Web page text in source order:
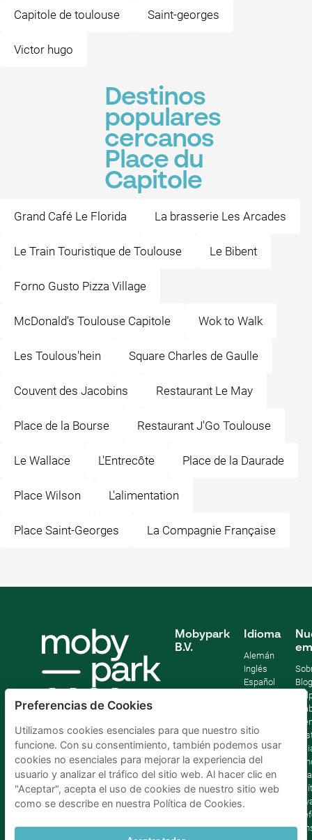
Capitole de toulouse Saint-georges
Victor hugo
Destinos
populares
cercanos
Place du
Capitole
Grand Café Le Florida La brasserie Les Arcades
Le Train Touristique de Toulouse Le Bibent
Forno Gusto Pizza Village
McDonald's Toulouse Capitole Wok to Walk
Les Toulous'hein Square Charles de Gaulle
Couvent des Jacobins Restaurant Le May
Place de la Bourse Restaurant J'Go Toulouse
Le Wallace L'Entrecôte Place de la Daurade
Place Wilson L'alimentation
Place Saint-Georges La Compagnie Française
Mobypark
B.V.
Idioma
Alemán
Inglés
Español
Blog
Preferencias de Cookies
Utilizamos cookies esenciales para que nuestro sitio
funcione. Con su consentimiento, también podemos usar
cookies no esenciales para mejorar la experiencia del
usuario y analizar el tráfico del sitio web. Al hacer clic en
"Aceptar", acepta el uso de cookies de nuestro sitio web
como se describe en nuestra Política de Cookies.